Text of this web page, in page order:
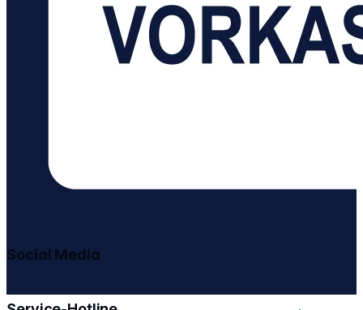
Social Media